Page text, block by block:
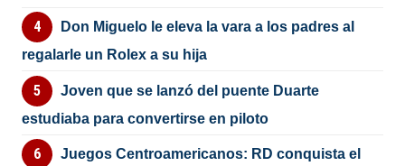
Don Miguelo le eleva la vara a los padres al
regalarle un Rolex a su hija
Joven que se lanzó del puente Duarte
estudiaba para convertirse en piloto
Juegos Centroamericanos: RD conquista el